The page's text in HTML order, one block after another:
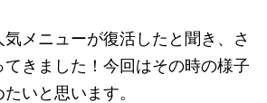
メニューが復活したと聞き、さ
てきました！今回はその時の様子
いと思います。